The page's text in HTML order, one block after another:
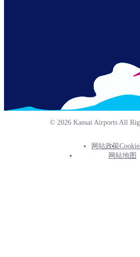
© 2026 Kansai Airports All
Footer
网站政策
网站地图